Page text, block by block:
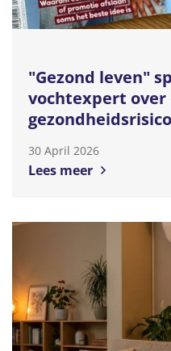
"Gezond leven"
vochtexpert over
30 April 2026
Lees meer